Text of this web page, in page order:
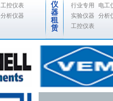
工控仪表
分析仪器
仪
器
租
赁
行业专用
电工
实验仪器
分析
工控仪表